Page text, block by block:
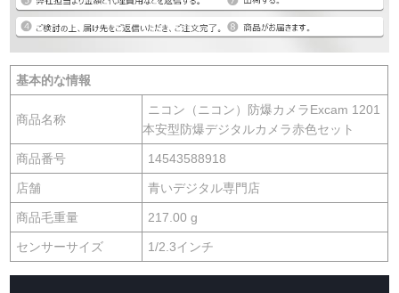
基本的な情報
商品名称
ニコン（ニコン）防爆カメラExcam 1201
本安型防爆デジタルカメラ赤色セット
商品番号 14543588918
店舗 青いデジタル専門店
商品毛重量 217.00 g
センサーサイズ 1/2.3インチ